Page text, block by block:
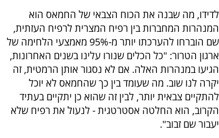
לדידו, מה שבנה את הכוח הצבאי של החמאס הוא
המנהרות המחברות בין רפיח המצרית לרפיח העזתית,
שם הוברחו להערכתו יותר מ-95% מאמצעי הלחימה של
ארגון הטרור: "כל הכלים שנורו עלינו בשנים האחרונות,
הגיעו במנהרות האלה. אם לא נסגור אותן הרמטית, זה
יקרה לנו שוב. מה שעומד בין כך שהחמאס לא יוכל
להתקיים צבאית יותר, לבין זה שהוא כן יתקיים בעתיד
הקרוב, הוא החלטה אסטרטגית - לנעול את רפיח שלא
יעבור שם זבוב".